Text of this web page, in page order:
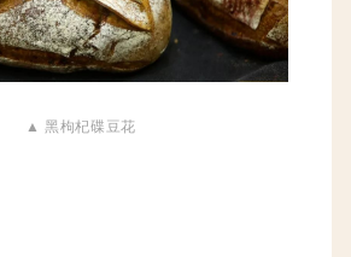
▲ 黑枸杞碟豆花